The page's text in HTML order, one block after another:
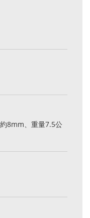
8mm、重量7.5公